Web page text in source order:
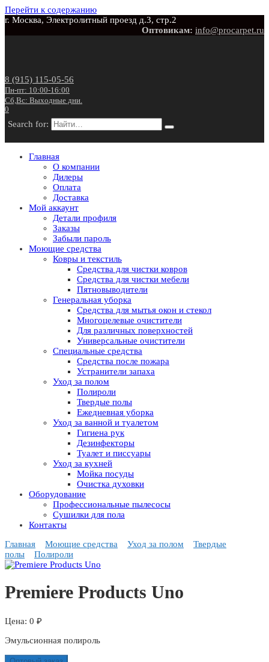
Перейти к содержанию
г. Москва, Электролитный проезд д.3, стр.2
Оптовикам: info@procarpet.ru
8 (915) 115-05-56
Пн-пт: 10:00-16:00
Сб,Вс: Выходные дни.
0
Search for:
Главная
О компании
Дилеры
Оплата
Доставка
Мой аккаунт
Детали профиля
Заказы
Забыли пароль
Моющие средства
Ковры и текстиль
Средства для чистки ковров
Средства для чистки мебели
Пятновыводители
Генеральная уборка
Средства для мытья окон и стекол
Многоцелевые очистители
Для различных поверхностей
Универсальные очистители
Специальные средства
Средства после пожара
Устранители запаха
Уход за полом
Полироли
Твердые полы
Ежедневная уборка
Уход за ванной и туалетом
Гигиена рук
Дезинфекторы
Туалет и писсуары
Уход за кухней
Мойка посуды
Очистка духовки
Оборудование
Профессиональные пылесосы
Сушилки для пола
Контакты
Главная
Моющие средства Уход за полом
Твердые
полы
Полироли
Premiere Products Uno
0 ₽
Эмульсионная полироль